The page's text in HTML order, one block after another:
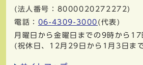
(法人番号：8000020272272)
電話： 06-4309-3000 (代表)
月曜日から金曜日までの9時から
(祝休日、12月29日から1月3日ま